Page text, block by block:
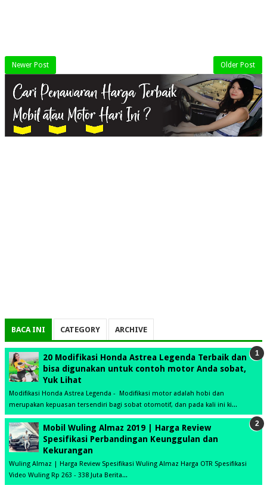
Newer Post Older Post
BACA INI CATEGORY ARCHIVE
20 Modifikasi Honda Astrea Legenda Terbaik dan
bisa digunakan untuk contoh motor Anda sobat,
Yuk Lihat
Modifikasi Honda Astrea Legenda - Modifikasi motor adalah hobi dan
merupakan kepuasan tersendiri bagi sobat otomotif, dan pada kali ini ki...
Mobil Wuling Almaz 2019 | Harga Review
Spesifikasi Perbandingan Keunggulan dan
Kekurangan
Wuling Almaz | Harga Review Spesifikasi Wuling Almaz Harga OTR Spesifikasi
Video Wuling Rp 263 - 338 Juta Berita...